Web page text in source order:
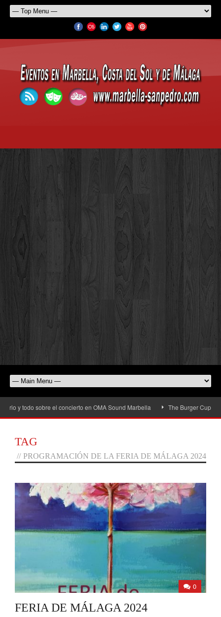
y todo sobre el concierto en OMA Sound Marbella The Burger Cup llega
TAG
// PROGRAMACIÓN DE LA FERIA DE MÁLAGA 2024
0
FERIA DE MÁLAGA 2024